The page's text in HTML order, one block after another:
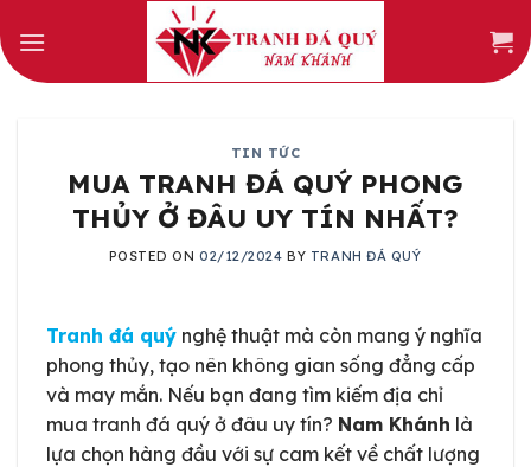
to
content
TIN TỨC
MUA TRANH ĐÁ QUÝ PHONG
THỦY Ở ĐÂU UY TÍN NHẤT?
POSTED ON 02/12/2024 BY TRANH ĐÁ QUÝ
Tranh đá quý nghệ thuật mà còn mang ý nghĩa
phong thủy, tạo nên không gian sống đẳng cấp
và may mắn. Nếu bạn đang tìm kiếm địa chỉ
mua tranh đá quý ở đâu uy tín? Nam Khánh là
lựa chọn hàng đầu với sự cam kết về chất lượng